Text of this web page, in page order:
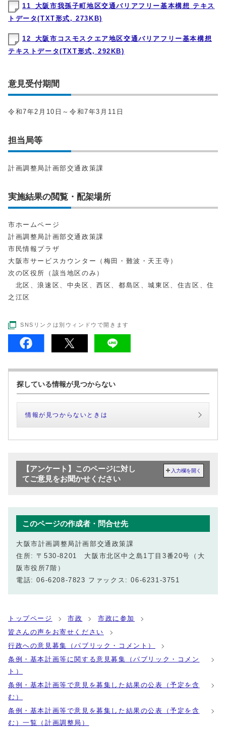
11_大阪市我孫子町地区交通バリアフリー基本構想 テキス
トデータ(TXT形式, 273KB)
12_大阪市コスモスクエア地区交通バリアフリー基本構想
テキストデータ(TXT形式, 292KB)
意見受付期間
令和7年2月10日～令和7年3月11日
担当局等
計画調整局計画部交通政策課
実施結果の閲覧・配架場所
市ホームページ
計画調整局計画部交通政策課
市民情報プラザ
大阪市サービスカウンター（梅田・難波・天王寺）
次の区役所（該当地区のみ）
北区、浪速区、中央区、西区、都島区、城東区、住吉区、住
之江区
SNSリンクは別ウィンドウで開きます
探している情報が見つからない
情報が見つからないときは
【アンケート】このページに対し
てご意見をお聞かせください
入力欄を開く
このページの作成者・問合せ先
大阪市計画調整局計画部交通政策課
住所: 〒530-8201 大阪市北区中之島1丁目3番20号（大
阪市役所7階）
電話: 06-6208-7823 ファックス: 06-6231-3751
トップページ 市政
市政に参加
皆さんの声をお寄せください
行政への意見募集（パブリック・コメント）
条例・基本計画等に関する意見募集（パブリック・コメン
ト）
条例・基本計画等で意見を募集した結果の公表（予定を含
む）
条例・基本計画等で意見を募集した結果の公表（予定を含
む）一覧（計画調整局）